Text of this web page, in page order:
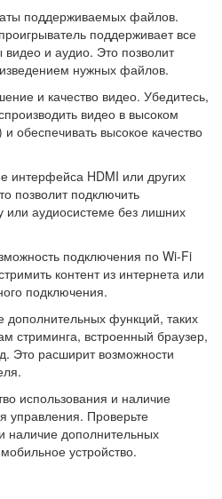
поддерживаемых файлов.
поддерживает все
и аудио. Это позволит
нужных файлов.
и качество видео. Убедитесь,
видео в высоком
обеспечивать высокое качество
интерфейса HDMI или других
позволит подключить
или аудиосистеме без лишних
подключения по Wi-Fi
контент из интернета или
подключения.
дополнительных функций, таких
стриминга, встроенный браузер,
Это расширит возможности
использования и наличие
управления. Проверьте
наличие дополнительных
устройство.